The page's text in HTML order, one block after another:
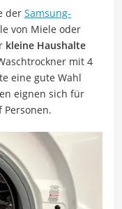
der Samsung-
von Miele oder
kleine Haushalte
mit 4
eine gute Wahl
eignen sich für